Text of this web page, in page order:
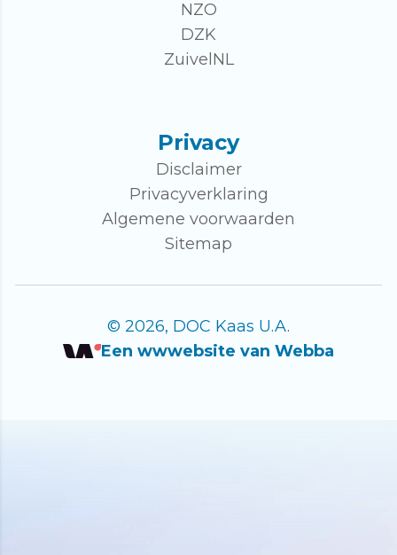
NZO
DZK
ZuivelNL
Privacy
Disclaimer
Privacyverklaring
Algemene voorwaarden
Sitemap
© 2026, DOC Kaas U.A.
Een wwwebsite van Webba